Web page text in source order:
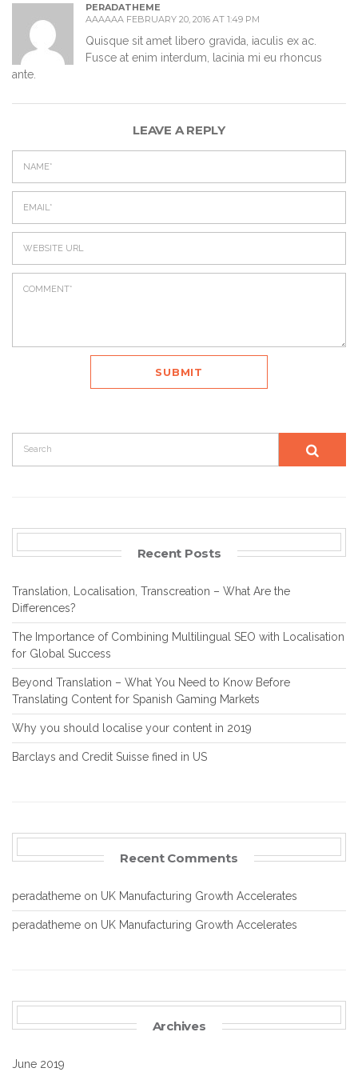
PERADATHEME
AAAAAA FEBRUARY 20, 2016 AT 1:49 PM
Quisque sit amet libero gravida, iaculis ex ac.
Fusce at enim interdum, lacinia mi eu rhoncus
ante.
LEAVE A REPLY
Recent Posts
Translation, Localisation, Transcreation – What Are the
Differences?
The Importance of Combining Multilingual SEO with Localisation
for Global Success
Beyond Translation – What You Need to Know Before
Translating Content for Spanish Gaming Markets
Why you should localise your content in 2019
Barclays and Credit Suisse fined in US
Recent Comments
peradatheme on UK Manufacturing Growth Accelerates
peradatheme on UK Manufacturing Growth Accelerates
Archives
June 2019